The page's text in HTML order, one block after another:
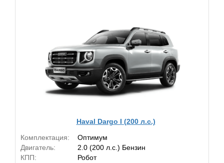
Haval Dargo I (200 л.с.)
Комплектация:
Оптимум
Двигатель:
2.0 (200 л.с.) Бензин
КПП:
Робот